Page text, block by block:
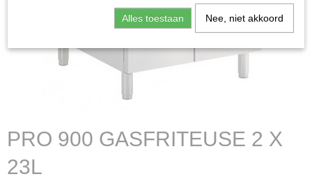
PRO 900 GASFRITEUSE 2 X
23L
Alles toestaan Nee, niet akkoord